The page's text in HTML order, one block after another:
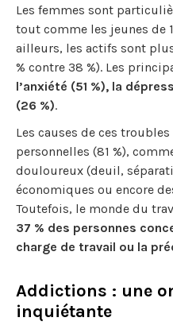
Les femmes sont
tout comme les jeunes de
ailleurs, les actifs sont
% contre 38 %). Les
l’anxiété (51 %), la
(26 %).
Les causes de ces
personnelles (81 %),
douloureux (deuil,
économiques ou encore
Toutefois, le monde du
37 % des personnes
charge de travail ou la
Addictions : une
inquiétante